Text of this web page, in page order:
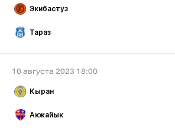
Экибастуз
Тараз
10 августа 2023 18:00
Кыран
Акжайык